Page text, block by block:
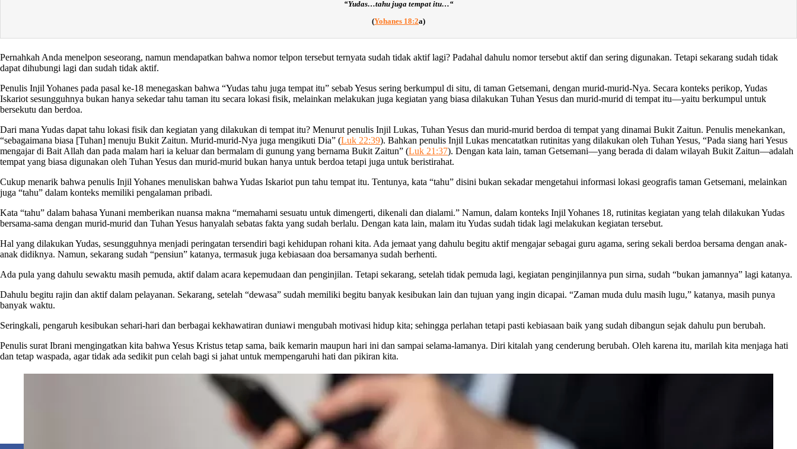
“Yudas…tahu juga tempat itu…“
(Yohanes 18:2a)
Pernahkah Anda menelpon seseorang, namun mendapatkan bahwa nomor telpon tersebut ternyata sudah tidak aktif lagi? Padahal dahulu nomor tersebut aktif dan sering digunakan. Tetapi sekarang sudah tidak
dapat dihubungi lagi dan sudah tidak aktif.
Penulis Injil Yohanes pada pasal ke-18 menegaskan bahwa “Yudas tahu juga tempat itu” sebab Yesus sering berkumpul di situ, di taman Getsemani, dengan murid-murid-Nya. Secara konteks perikop, Yudas
Iskariot sesungguhnya bukan hanya sekedar tahu taman itu secara lokasi fisik, melainkan melakukan juga kegiatan yang biasa dilakukan Tuhan Yesus dan murid-murid di tempat itu—yaitu berkumpul untuk
bersekutu dan berdoa.
Dari mana Yudas dapat tahu lokasi fisik dan kegiatan yang dilakukan di tempat itu? Menurut penulis Injil Lukas, Tuhan Yesus dan murid-murid berdoa di tempat yang dinamai Bukit Zaitun. Penulis menekankan,
“sebagaimana biasa [Tuhan] menuju Bukit Zaitun. Murid-murid-Nya juga mengikuti Dia” (Luk 22:39). Bahkan penulis Injil Lukas mencatatkan rutinitas yang dilakukan oleh Tuhan Yesus, “Pada siang hari Yesus
mengajar di Bait Allah dan pada malam hari ia keluar dan bermalam di gunung yang bernama Bukit Zaitun” (Luk 21:37). Dengan kata lain, taman Getsemani—yang berada di dalam wilayah Bukit Zaitun—adalah
tempat yang biasa digunakan oleh Tuhan Yesus dan murid-murid bukan hanya untuk berdoa tetapi juga untuk beristirahat.
Cukup menarik bahwa penulis Injil Yohanes menuliskan bahwa Yudas Iskariot pun tahu tempat itu. Tentunya, kata “tahu” disini bukan sekadar mengetahui informasi lokasi geografis taman Getsemani, melainkan
juga “tahu” dalam konteks memiliki pengalaman pribadi.
Kata “tahu” dalam bahasa Yunani memberikan nuansa makna “memahami sesuatu untuk dimengerti, dikenali dan dialami.” Namun, dalam konteks Injil Yohanes 18, rutinitas kegiatan yang telah dilakukan Yudas
bersama-sama dengan murid-murid dan Tuhan Yesus hanyalah sebatas fakta yang sudah berlalu. Dengan kata lain, malam itu Yudas sudah tidak lagi melakukan kegiatan tersebut.
Hal yang dilakukan Yudas, sesungguhnya menjadi peringatan tersendiri bagi kehidupan rohani kita. Ada jemaat yang dahulu begitu aktif mengajar sebagai guru agama, sering sekali berdoa bersama dengan anak-
anak didiknya. Namun, sekarang sudah “pensiun” katanya, termasuk juga kebiasaan doa bersamanya sudah berhenti.
Ada pula yang dahulu sewaktu masih pemuda, aktif dalam acara kepemudaan dan penginjilan. Tetapi sekarang, setelah tidak pemuda lagi, kegiatan penginjilannya pun sirna, sudah “bukan jamannya” lagi katanya.
Dahulu begitu rajin dan aktif dalam pelayanan. Sekarang, setelah “dewasa” sudah memiliki begitu banyak kesibukan lain dan tujuan yang ingin dicapai. “Zaman muda dulu masih lugu,” katanya, masih punya
banyak waktu.
Seringkali, pengaruh kesibukan sehari-hari dan berbagai kekhawatiran duniawi mengubah motivasi hidup kita; sehingga perlahan tetapi pasti kebiasaan baik yang sudah dibangun sejak dahulu pun berubah.
Penulis surat Ibrani mengingatkan kita bahwa Yesus Kristus tetap sama, baik kemarin maupun hari ini dan sampai selama-lamanya. Diri kitalah yang cenderung berubah. Oleh karena itu, marilah kita menjaga hati
dan tetap waspada, agar tidak ada sedikit pun celah bagi si jahat untuk mempengaruhi hati dan pikiran kita.